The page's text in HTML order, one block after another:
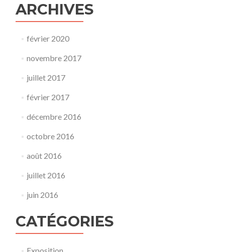
ARCHIVES
février 2020
novembre 2017
juillet 2017
février 2017
décembre 2016
octobre 2016
août 2016
juillet 2016
juin 2016
CATÉGORIES